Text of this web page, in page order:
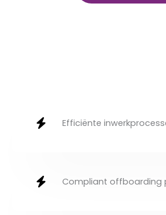
Efficiënte
Compliant offboarding